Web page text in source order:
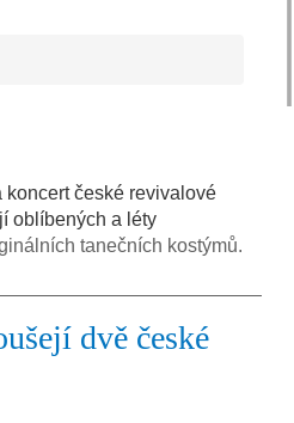
české revivalové
oblíbených a léty
tanečních kostýmů.
dvě české